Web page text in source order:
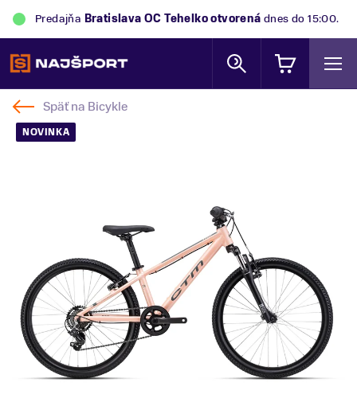
Predajňa Bratislava OC Tehelkootvorená dnes do 15:00.
Späť na Bicykle
NOVINKA